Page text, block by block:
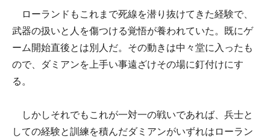
ローランドもこれまで死線を潜り抜けてきた経験で、
武器の扱いと人を傷つける覚悟が養われていた。既にゲ
ーム開始直後とは別人だ。その動きは中々堂に入ったも
ので、ダミアンを上手い事遠ざけその場に釘付けにす
る。
しかしそれでもこれが一対一の戦いであれば、兵士と
しての経験と訓練を積んだダミアンがいずれはローラン